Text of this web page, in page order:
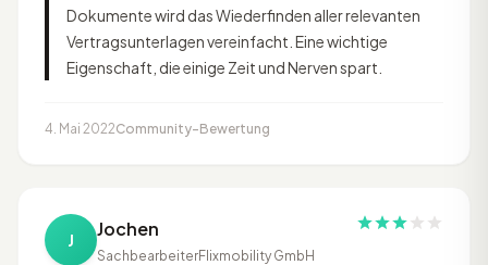
Dokumente wird das Wiederfinden aller relevanten
Vertragsunterlagen vereinfacht. Eine wichtige
Eigenschaft, die einige Zeit und Nerven spart.
4. Mai 2022Community-Bewertung
J Jochen
SachbearbeiterFlixmobility GmbH